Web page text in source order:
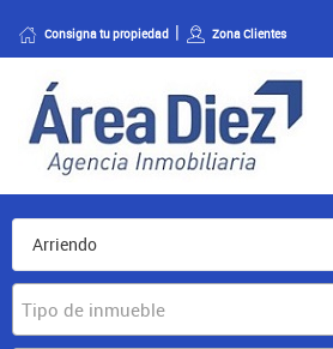
Consigna tu propiedad Zona Clientes
Tipo de inmueble